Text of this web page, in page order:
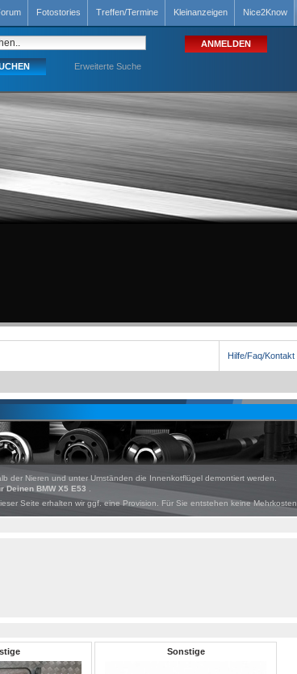
Fotostories Treffen/Termine Kleinanzeigen Nice2Know
Erweiterte Suche
Hilfe/Faq/Kontakt
der Nieren und unter Umständen die Innenkotflügel demontiert werden.
Deinen BMW X5 E53
Seite erhalten wir ggf. eine Provision. Für Sie entstehen keine Mehrkosten.
Sonstige